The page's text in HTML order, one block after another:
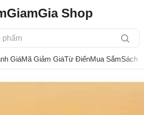
Shop
GiáMã Giảm GiáTừ ĐiểnMua SắmSách